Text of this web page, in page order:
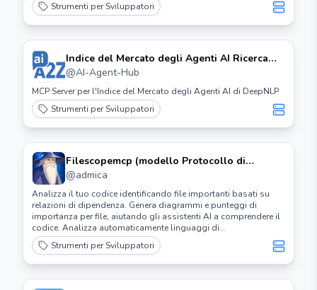
Strumenti per Sviluppatori
Indice del Mercato degli Agenti AI Ricerca
Server Mcp
@AI-Agent-Hub
MCP Server per l'Indice del Mercato degli Agenti AI di DeepNLP
Strumenti per Sviluppatori
Filescopemcp (modello Protocollo di
Contesto) Server
@admica
Analizza il tuo codice identificando file importanti basati su
relazioni di dipendenza. Genera diagrammi e punteggi di
importanza per file, aiutando gli assistenti AI a comprendere il
codice. Analizza automaticamente linguaggi di
programmazione popolari come Python, C, C++, Rust, Zig, Lua.
Strumenti per Sviluppatori